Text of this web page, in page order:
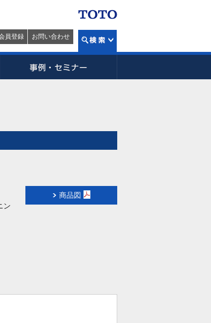
員登録 お問い合わせ
ン
商品図